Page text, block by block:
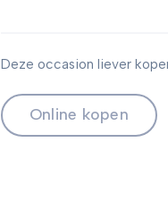
Deze occasion liever
Online kopen